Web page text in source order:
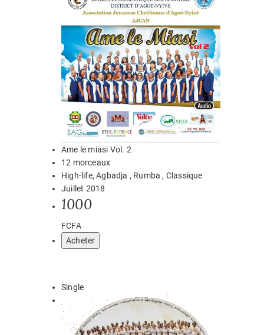
Ame le miasi Vol. 2
12 morceaux
High-life, Agbadja , Rumba , Classique
Juillet 2018
1000
FCFA
Acheter
Single